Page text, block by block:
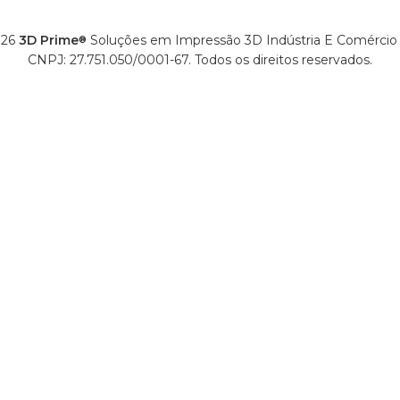
3D Prime® Soluções em Impressão 3D Indústria E
CNPJ: 27.751.050/0001-67. Todos os direitos reservados.